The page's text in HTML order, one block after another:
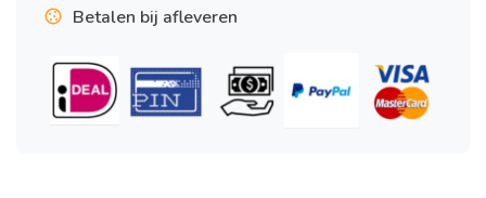
Betalen bij afleveren